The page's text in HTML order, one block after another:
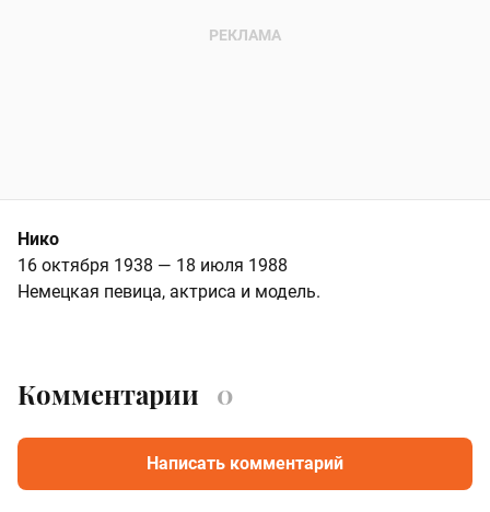
Нико
16 октября 1938 — 18 июля 1988
Немецкая певица, актриса и модель.
Комментарии 0
Написать комментарий